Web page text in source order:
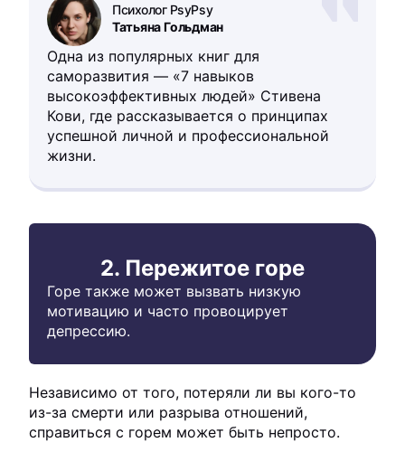
Татьяна Гольдман
Психолог PsyPsy
Одна из популярных книг для
саморазвития — «7 навыков
высокоэффективных людей» Стивена
Кови, где рассказывается о принципах
успешной личной и профессиональной
жизни.
2. Пережитое горе
Горе также может вызвать низкую
мотивацию и часто провоцирует
депрессию.
Независимо от того, потеряли ли вы кого-то
из-за смерти или разрыва отношений,
справиться с горем может быть непросто.